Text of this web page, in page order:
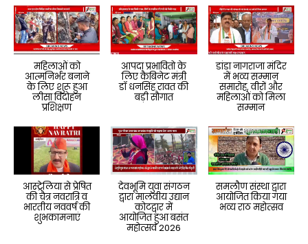
महिलाओं को
आत्मनिर्भर बनाने
के लिए शुरू हुआ
लीसा विदोहन
प्रशिक्षण
आपदा प्रभावितो के
लिए कैबिनेट मंत्री
डॉ धनसिंह रावत की
बड़ी सौगात
डांडा नागराजा मंदिर
में भव्य सम्मान
समारोह, वीरों और
महिलाओं को मिला
सम्मान
आस्ट्रेलिया से प्रेषित
की चैत्र नवरात्रि व
भारतीय नववर्ष की
शुभकामनाएं
देवभूमि युवा संगठन
द्वारा मालवीय उद्यान
कोटद्वार में
आयोजित हुआ बसंत
महोत्सव 2026
समलौण संस्था द्वारा
आयोजित किया गया
भव्य राठ महोत्सव